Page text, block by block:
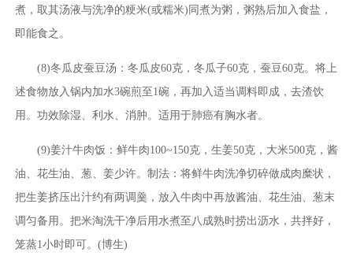
煮，取其汤液与洗净的粳米(或糯米)同煮为粥，粥熟后加入食盐，
即能食之。
(8)冬瓜皮蚕豆汤：冬瓜皮60克，冬瓜子60克，蚕豆60克。将上
述食物放入锅内加水3碗煎至1碗，再加入适当调料即成，去渣饮
用。功效除湿、利水、消肿。适用于肺癌有胸水者。
(9)姜汁牛肉饭：鲜牛肉100~150克，生姜50克，大米500克，酱
油、花生油、葱、姜少许。制法：将鲜牛肉洗净切碎做成肉糜状，
把生姜挤压出汁约有两调羹，放入牛肉中再放酱油、花生油、葱末
调匀备用。把米淘洗干净后用水煮至八成熟时捞出沥水，共拌好，
笼蒸1小时即可。(博生)